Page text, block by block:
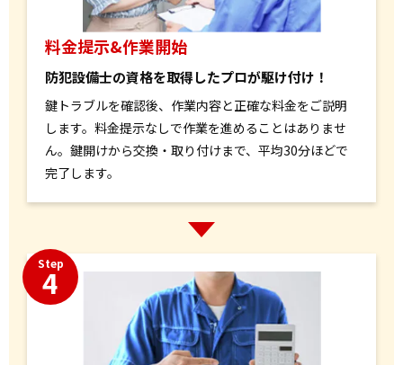
料金提示&作業開始
防犯設備士の資格を取得したプロが駆け付け！
鍵トラブルを確認後、作業内容と正確な料金をご説明
します。料金提示なしで作業を進めることはありませ
ん。鍵開けから交換・取り付けまで、平均30分ほどで
完了します。
Step
4